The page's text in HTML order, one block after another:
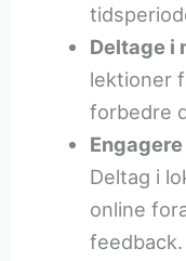
Deltage i
lektioner
forbedre
Deltag i
online
feedback.